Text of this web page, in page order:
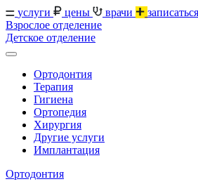
услуги цены врачи
записаться
Взрослое отделение
Детское отделение
Ортодонтия
Терапия
Гигиена
Ортопедия
Хирургия
Другие услуги
Имплантация
Ортодонтия